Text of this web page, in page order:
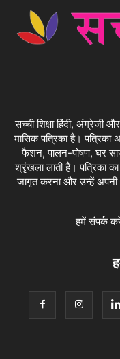
सच्ची शिक्षा हिंदी, अंग्रेजी
मासिक पत्रिका है। पत्रिका
फैशन, पालन-पोषण, घर
श्रृंखला लाती है। पत्रिका
जागृत करना और उन्हें
हमें संपर्क